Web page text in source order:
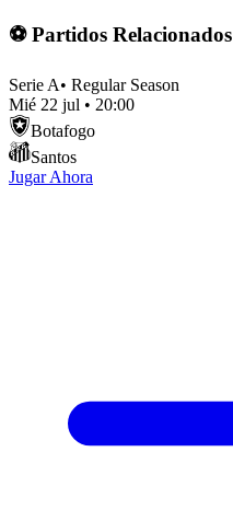
⚽ Partidos Relacionados
Serie A• Regular Season
Mié 22 jul • 20:00
Botafogo
Santos
Jugar Ahora